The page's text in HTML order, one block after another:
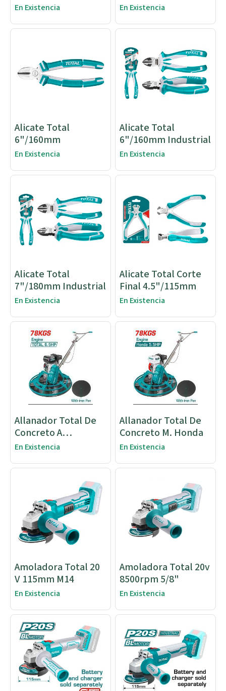
En Existencia En Existencia
Alicate Total
6"/160mm
En Existencia
Alicate Total
6"/160mm Industrial
En Existencia
Alicate Total
7"/180mm Industrial
En Existencia
Alicate Total Corte
Final 4.5"/115mm
En Existencia
Allanador Total De
Concreto A
Combustión
En Existencia
Allanador Total De
Concreto M. Honda
En Existencia
Amoladora Total 20
V 115mm M14
En Existencia
Amoladora Total 20v
8500rpm 5/8"
En Existencia